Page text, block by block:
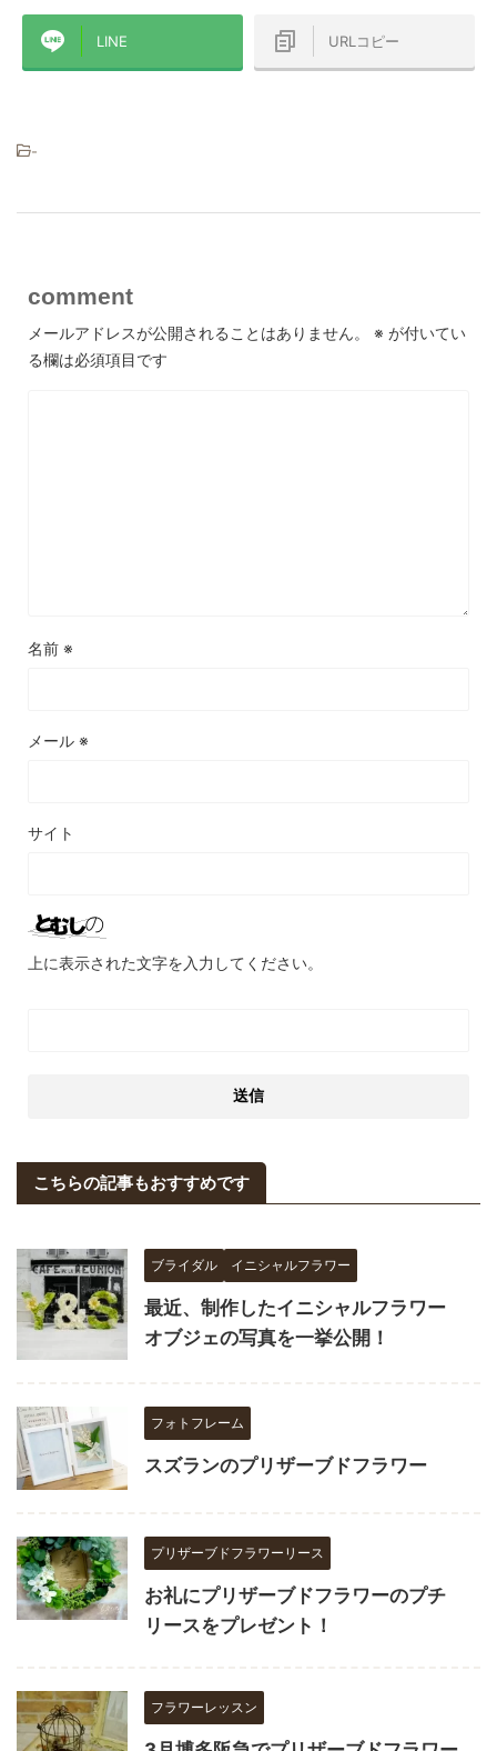
LINE URLコピー
-
comment
メールアドレスが公開されることはありません。 ※ が付いてい
る欄は必須項目です
名前 ※
メール ※
サイト
上に表示された文字を入力してください。
こちらの記事もおすすめです
ブライダル イニシャルフラワー
最近、制作したイニシャルフラワー
オブジェの写真を一挙公開！
フォトフレーム
スズランのプリザーブドフラワー
プリザーブドフラワーリース
お礼にプリザーブドフラワーのプチ
リースをプレゼント！
フラワーレッスン